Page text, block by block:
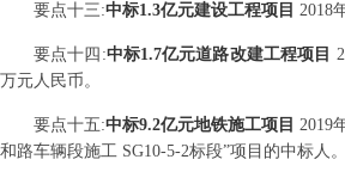
要点十三:中标1.3亿元建设工程项目 2018
要点十四 :中标1.7亿元道路改建工程项目
万元人民币。
要点十五:中标9.2亿元地铁施工项目2019
和路车辆段施工 SG10-5-2标段”项目的中标人